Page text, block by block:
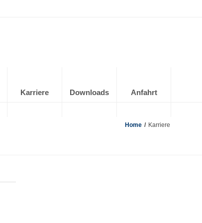
Karriere Downloads Anfahrt
Home / Karriere